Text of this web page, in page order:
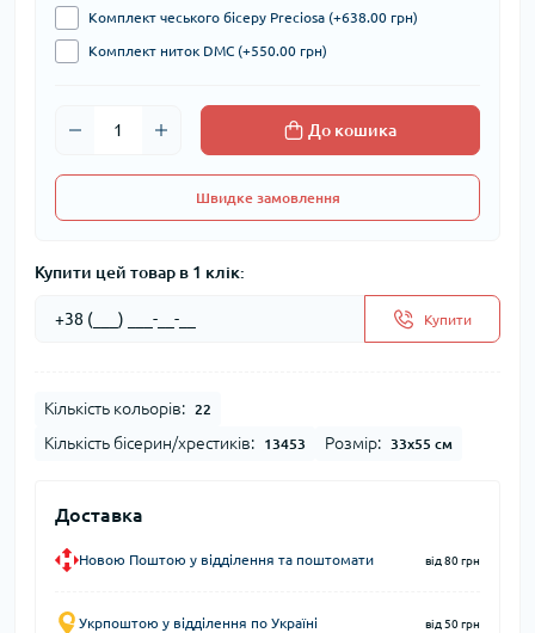
Комплект чеського бісеру Preciosa (+638.00 грн)
Комплект ниток DMC (+550.00 грн)
До кошика
Швидке замовлення
Купити цей товар в 1 клік:
Купити
Кількість кольорів: 22
Кількість бісерин/хрестиків: 13453 Розмір: 33x55 см
Доставка
Новою Поштою у відділення та поштомати від 80 грн
Укрпоштою у відділення по Україні від 50 грн